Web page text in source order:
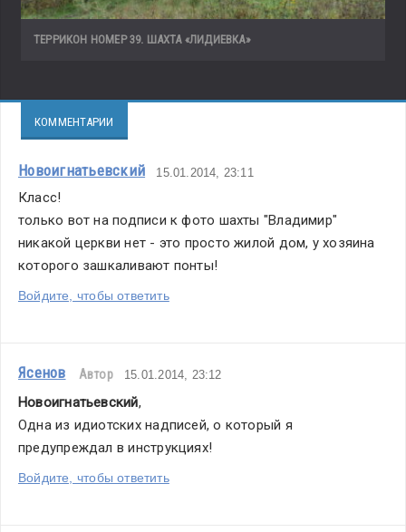
ТЕРРИКОН НОМЕР 39. ШАХТА «ЛИДИЕВКА»
КОММЕНТАРИИ
Новоигнатьевский 15.01.2014, 23:11
Класс!
только вот на подписи к фото шахты "Владимир"
никакой церкви нет - это просто жилой дом, у хозяина
которого зашкаливают понты!
Войдите, чтобы ответить
Ясенов Автор 15.01.2014, 23:12
Новоигнатьевский,
Одна из идиотских надписей, о который я
предупреждал в инструкциях!
Войдите, чтобы ответить